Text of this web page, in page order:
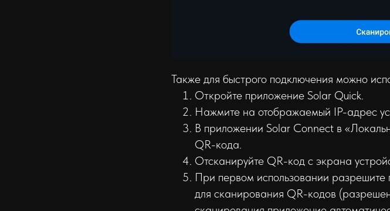
Также для быстрого подключения можно
Откройте приложение Solar Quick.
Нажмите на отображаемый IP-адрес
В приложении Solar Connect в
QR-кода.
Отсканируйте QR-код с экрана
При первом использовании
для сканирования QR-кодов